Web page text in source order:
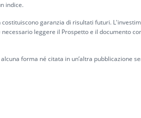
indice.
garanzia di risultati futuri.
leggere il Prospetto e il documento
forma né citata in un’altra pubblicazione